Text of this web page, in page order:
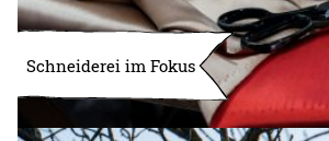
Schneiderei im Fokus